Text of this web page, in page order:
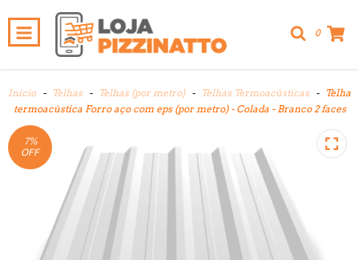
0
Início - Telhas - Telhas (por metro) - Telhas Termoacústicas -
Telha
termoacústica Forro aço com eps (por metro) - Colada - Branco 2 faces
7%
OFF